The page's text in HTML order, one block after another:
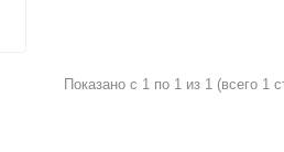
Показано с 1 по 1 из 1 (всего 1